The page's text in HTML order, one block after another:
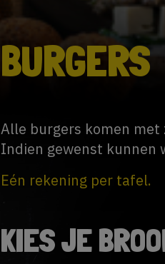
BURGERS
Alle burgers komen
Indien gewenst kunnen
Eén rekening per tafel.
KIES JE